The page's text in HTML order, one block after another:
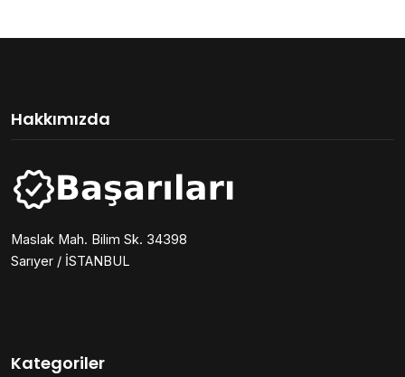
Hakkımızda
Maslak Mah. Bilim Sk. 34398
Sarıyer / İSTANBUL
Kategoriler